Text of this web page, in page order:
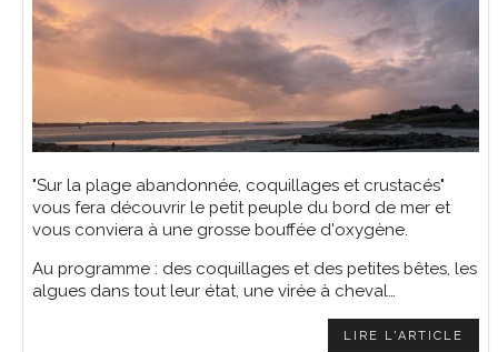
"Sur la plage abandonnée, coquillages et crustacés"
vous fera découvrir le petit peuple du bord de mer et
vous conviera à une grosse bouffée d'oxygène.
Au programme : des coquillages et des petites bêtes, les
algues dans tout leur état, une virée à cheval…
LIRE L'ARTICLE